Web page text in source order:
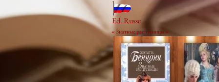
Ed. Russe
« Знатные распутницы »